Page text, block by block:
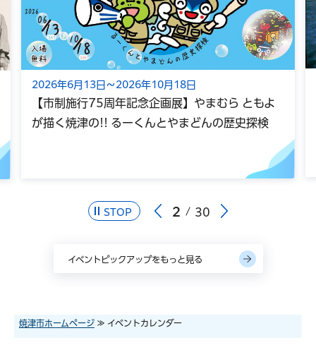
STOP 2 30
2026年6月13日～2026年10月18日
【市制施行75周年記念企画展】やまむら ともよ
が描く焼津の!! るーくんとやまどんの歴史探検
イベントピックアップをもっと見る
焼津市ホームページ ≫ イベントカレンダー